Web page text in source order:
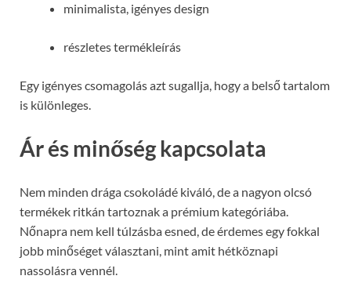
minimalista, igényes design
részletes termékleírás
Egy igényes csomagolás azt sugallja, hogy a belső tartalom
is különleges.
Ár és minőség kapcsolata
Nem minden drága csokoládé kiváló, de a nagyon olcsó
termékek ritkán tartoznak a prémium kategóriába.
Nőnapra nem kell túlzásba esned, de érdemes egy fokkal
jobb minőséget választani, mint amit hétköznapi
nassolásra vennél.